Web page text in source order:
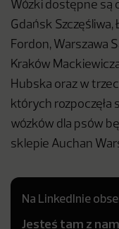
Wózki dostępne są
Gdańsk
Fordon, Warszawa
Kraków
Hubska oraz w
których rozpoczęła
wózków dla psów
sklepie Auchan
Na LinkedInie
Jesteś tam z